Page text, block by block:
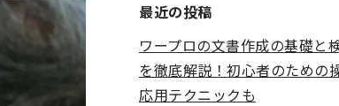
最近の投稿
ワープロの文書作成の基礎と
を徹底解説！初心者のための
応用テクニックも